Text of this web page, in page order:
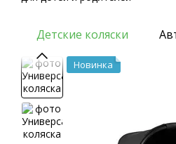
Детские коляски
Новинка